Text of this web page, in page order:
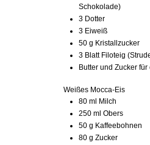
Schokolade)
3 Dotter
3 Eiweiß
50 g Kristallzucker
3 Blatt Filoteig
Butter und Zucker für
Weißes Mocca-Eis
80 ml Milch
250 ml Obers
50 g Kaffeebohnen
80 g Zucker